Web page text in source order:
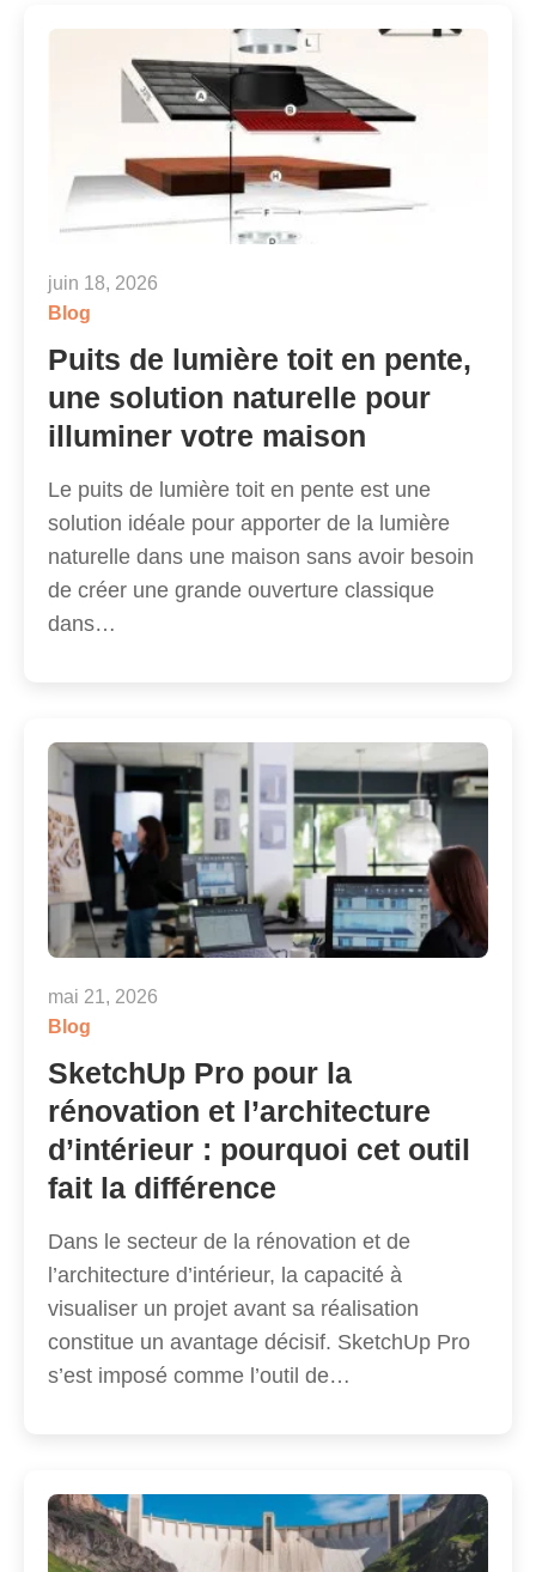
juin 18, 2026
Blog
Puits de lumière toit en pente,
une solution naturelle pour
illuminer votre maison
Le puits de lumière toit en pente est une
solution idéale pour apporter de la lumière
naturelle dans une maison sans avoir besoin
de créer une grande ouverture classique
dans…
mai 21, 2026
Blog
SketchUp Pro pour la
rénovation et l’architecture
d’intérieur : pourquoi cet outil
fait la différence
Dans le secteur de la rénovation et de
l’architecture d’intérieur, la capacité à
visualiser un projet avant sa réalisation
constitue un avantage décisif. SketchUp Pro
s’est imposé comme l’outil de…